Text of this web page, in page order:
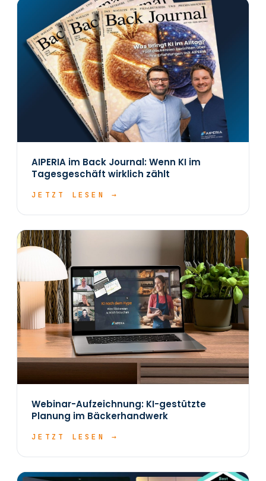
AIPERIA im Back Journal: Wenn KI im
Tagesgeschäft wirklich zählt
JETZT LESEN →
Webinar-Aufzeichnung: KI-gestützte
Planung im Bäckerhandwerk
JETZT LESEN →